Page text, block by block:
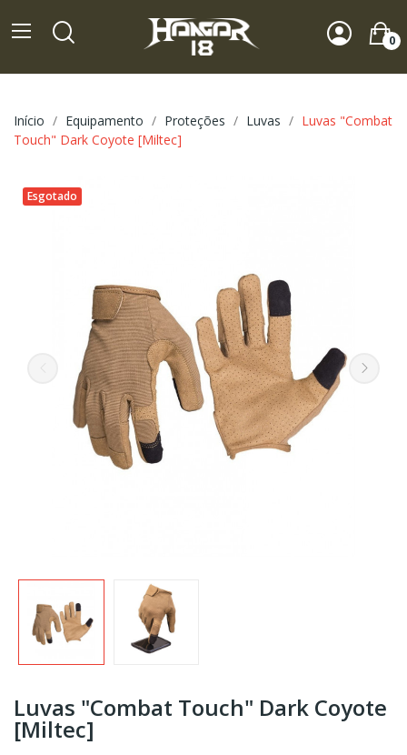
0
Início Equipamento Proteções Luvas
Luvas "Combat
Touch" Dark Coyote [Miltec]
Esgotado
Luvas "Combat Touch" Dark Coyote
[Miltec]